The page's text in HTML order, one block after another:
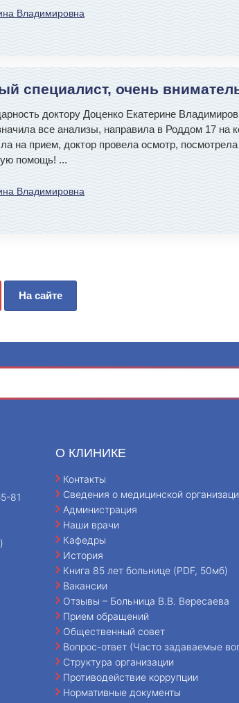
Владимировна
специалист, очень
доктору Доценко Екатерине
все анализы, направила в Роддом 17
на прием, доктор провела осмотр,
помощь! ...
Владимировна
На сайте
81
О КЛИНИКЕ
Контакты
Сведения о медицинской
Администрация
Наши врачи
Кафедры
История
Книга 85 лет больнице (PDF, 50мб)
Вакансии
Отзывы – Больница В.В. Вересаева
Прием обращений
Общественный совет
Вопрос-ответ (Часто задаваемые
Структура организации
Противодействие коррупции
Нормативные документы